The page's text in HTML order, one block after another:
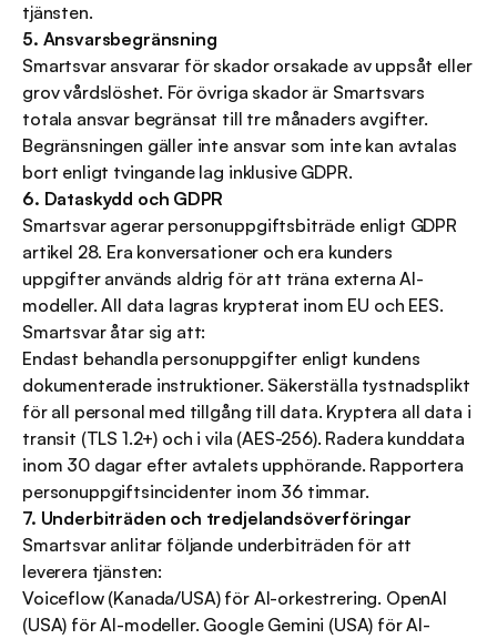
tjänsten.
5. Ansvarsbegränsning
Smartsvar ansvarar för skador orsakade av uppsåt eller
grov vårdslöshet. För övriga skador är Smartsvars
totala ansvar begränsat till tre månaders avgifter.
Begränsningen gäller inte ansvar som inte kan avtalas
bort enligt tvingande lag inklusive GDPR.
6. Dataskydd och GDPR
Smartsvar agerar personuppgiftsbiträde enligt GDPR
artikel 28. Era konversationer och era kunders
uppgifter används aldrig för att träna externa AI-
modeller. All data lagras krypterat inom EU och EES.
Smartsvar åtar sig att:
Endast behandla personuppgifter enligt kundens
dokumenterade instruktioner. Säkerställa tystnadsplikt
för all personal med tillgång till data. Kryptera all data i
transit (TLS 1.2+) och i vila (AES-256). Radera kunddata
inom 30 dagar efter avtalets upphörande. Rapportera
personuppgiftsincidenter inom 36 timmar.
7. Underbiträden och tredjelandsöverföringar
Smartsvar anlitar följande underbiträden för att
leverera tjänsten:
Voiceflow (Kanada/USA) för AI-orkestrering. OpenAI
(USA) för AI-modeller. Google Gemini (USA) för AI-